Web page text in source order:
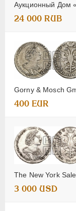
Аукционный
24 000 RUB
Gorny & Mosch
400 EUR
The New York
3 000 USD